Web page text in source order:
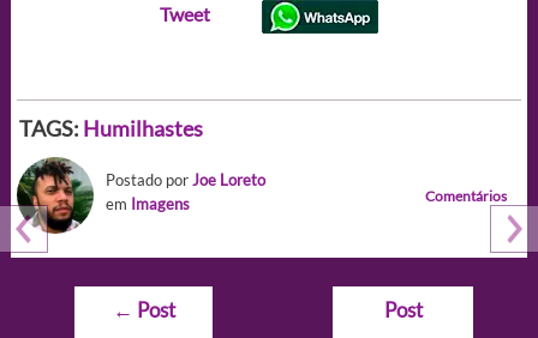
Tweet
TAGS: Humilhastes
Postado porJoe Loreto
em Imagens Comentários
Navegação
← Post
Post